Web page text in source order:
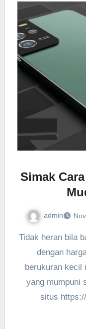
Simak
admin
Tidak heran bila barang elektronik seringkali dijual
dengan
berukuran kecil
yang mumpuni
situs